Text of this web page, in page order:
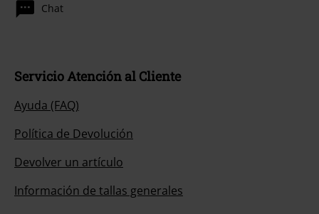
Chat
Servicio Atención al Cliente
Ayuda (FAQ)
Política de Devolución
Devolver un artículo
Información de tallas generales